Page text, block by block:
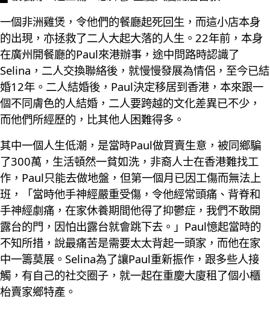
一個非洲雞煲，令他們的餐廳起死回生，而這小店本身
的出現，亦拯救了二人大起大落的人生。22年前，本身
在廣州開餐廳的Paul來港辦事，途中問路時認識了
Selina，二人交換聯絡後，就慢慢發展為情侶，至今已結
婚12年。二人結婚後，Paul決定移居到香港，本來跟一
個不同膚色的人結婚，二人要跨越的文化差異已不少，
而他們所經歷的，比其他人困難得多。
其中一個人生低潮，是當時Paul做買賣生意，被同鄉騙
了300萬，生活頓然一貧如洗，非裔人士在香港難找工
作，Paul只能去做地盤，但第一個月已因工傷而無法上
班，「當時他手神經嚴重受傷，令他經常頭痛、背脊和
手神經劇痛，在家休養期間他得了抑鬱症，我們不敢開
露台的門，因怕出露台就會跳下去。」Paul憶起當時的
不知所措，說最痛苦是需要太太背起一頭家，而他在家
中一籌莫展。Selina為了讓Paul重新振作，跟多些人接
觸，有自己的社交圈子，就一起在重慶大廈租了個小櫃
枱賣家鄉特產。